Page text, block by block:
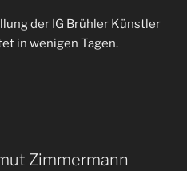
der IG Brühler Künstler
in wenigen Tagen.
Zimmermann